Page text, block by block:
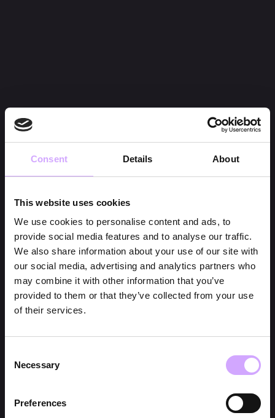
Consent Details About
This website uses cookies
We use cookies to personalise content and ads, to
provide social media features and to analyse our traffic.
We also share information about your use of our site with
our social media, advertising and analytics partners who
may combine it with other information that you’ve
provided to them or that they’ve collected from your use
of their services.
Selection
Necessary
Preferences